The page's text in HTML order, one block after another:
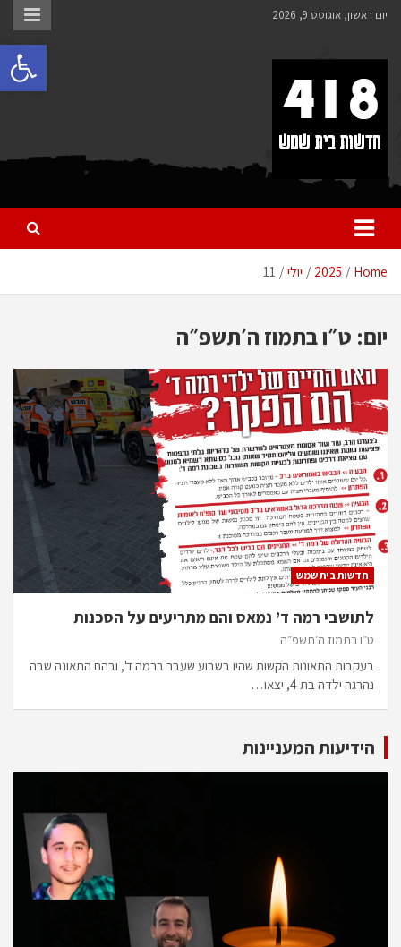
לתוכן
יום ראשון, אוגוסט 9, 2026
418 – חדשות בית שמש
כל מה שחדש ומעניין בבית שמש בכלל והחרדית בפרט
Home
2025 יולי 11
יום: ט״ו בתמוז ה׳תשפ״ה
חדשות בית שמש
לתושבי רמה ד’ נמאס והם מתריעים על הסכנות
ט״ו בתמוז ה׳תשפ״ה
בעקבות התאונות הקשות שהיו בשבוע שעבר ברמה ד', ובהם התאונה שבה
נהרגה ילדה בת 4, יצאו…
הידיעות המעניינות